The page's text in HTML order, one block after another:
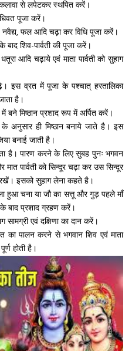
से लपेटकर स्थपित करें।
पूजा करें।
नवैद्य, फल आदि चढ़ा कर विधि पूजा करें।
शिव-पार्वती की पूजा करें।
आदि चढ़ाये एवं माता पार्वती को सुहाग
इस व्रत में पूजा के पश्चात् हरतालिका
है।
मिष्ठान प्रशाद रूप में अर्पित करें।
अनुसार ही मिष्ठान बनाये जाते है। इस
बनाई जाती है।
है। पारण करने के लिए सुबह पुनः भगवन
मात पार्वती को सिन्दूर चढ़ा कर उस सिन्दूर
इसको सुहाग लेना कहते है।
हुआ चना या जौ का सत्तू और गुड़ पहले माँ
बाद प्रशाद ग्रहण करें।
सामग्री एवं दक्षिणा का दान करें।
का पालन करने से भगवान शिव एवं माता
होती है।